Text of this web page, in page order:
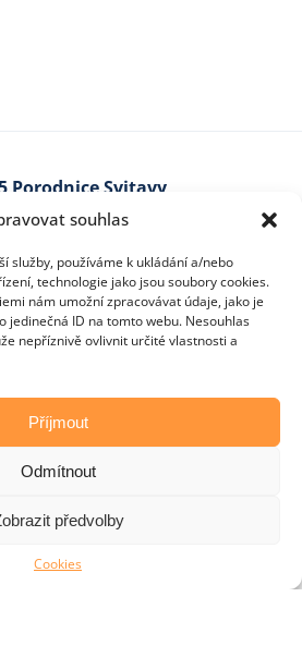
souhlas
služby, používáme k ukládání a/nebo
technologie jako jsou soubory cookies.
nám umožní zpracovávat údaje, jako je
jedinečná ID na tomto webu. Nesouhlas
nepříznivě ovlivnit určité vlastnosti a
Příjmout
Odmítnout
předvolby
Cookies
Porodnice Svitavy
Kollárova 7
Najít na mapě
příběhy